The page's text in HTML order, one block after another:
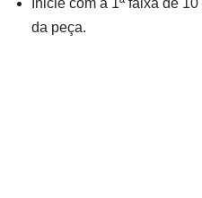
Inicie com a 1ª faixa de
da peça.